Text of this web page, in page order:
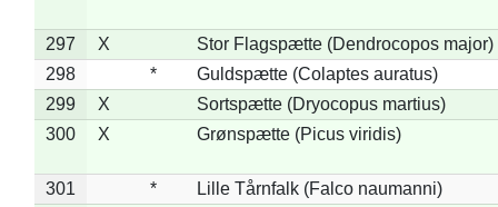
297 X
Stor Flagspætte (Dendrocopos major)
298
*
Guldspætte (Colaptes auratus)
299
X
Sortspætte (Dryocopus martius)
300
X Grønspætte (Picus viridis)
301 *
Lille Tårnfalk (Falco naumanni)